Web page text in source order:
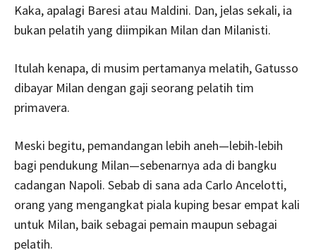
Kaka, apalagi Baresi atau Maldini. Dan, jelas sekali, ia
bukan pelatih yang diimpikan Milan dan Milanisti.
Itulah kenapa, di musim pertamanya melatih, Gatusso
dibayar Milan dengan gaji seorang pelatih tim
primavera.
Meski begitu, pemandangan lebih aneh—lebih-lebih
bagi pendukung Milan—sebenarnya ada di bangku
cadangan Napoli. Sebab di sana ada Carlo Ancelotti,
orang yang mengangkat piala kuping besar empat kali
untuk Milan, baik sebagai pemain maupun sebagai
pelatih.